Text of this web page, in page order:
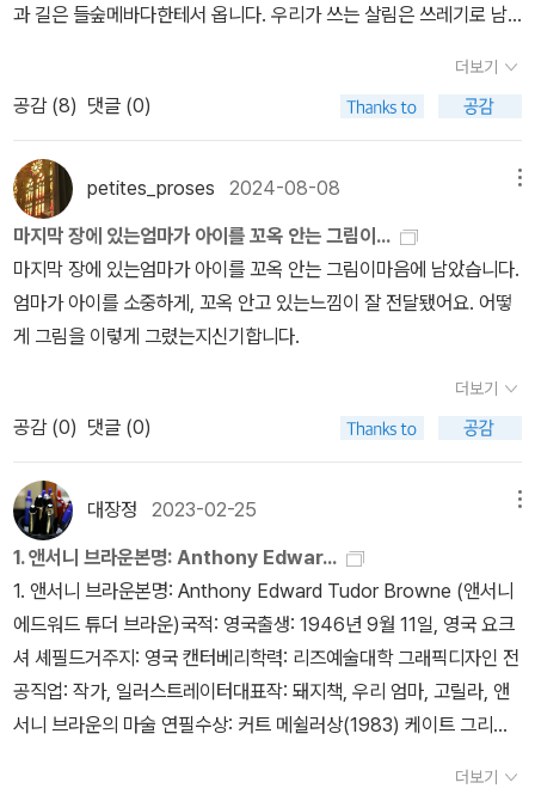
과 길은 들숲메바다한테서 옵니다. 우리가 쓰는 살림은 쓰레기로 남
곡 쓸어서 들숲메바다한테 돌려주는 얼거리입니다. 말씨하고 글씨도
돌고돌아요. 거칠게 뱉는 말씨글씨도, 배우려고 읊는 말씨글씨도, 생
각없이 쓰는 말씨글씨도, 마음담아 나누는 말씨글씨도, 그야말로 씨
앗이기에 이 별을 가만히 돌아서 우리한테 스밉니다. 《엄마, 내향인,
프리랜서》는 부산을 거쳐서 순천에 자리잡은 마을책집 〈취미는 독서〉
지기님이 적바림한 쪽글을 그러모읍니다. 이 작은책은 〈취미는 독서〉
로 책집마실을 하면 만날 만합니다. 글지기이면서 엄마이고 속으로
옹크리는 손길인 사람으로서 살아낸 나날을 풀어놓습니다. 누구나 다
다르게 이름이 있습니다. 낳지 않더라도 어느새 어른 자리에 서고, 낳
으면서 어버이 자리로 거듭나고, 어질게 살림을 짓는 동안 한어버이
(하늘어버이)라는 ‘할머니·할아버지’ 같은 자리로 잇습니다. 마음을
살림쓰기입니다.ㅍㄹㄴ《엄마, 내향인, 프리랜서》(김민채, 취미는독
서, 2023)편지를 주고받는 친구 R이 있다→ 글을 주고받는 동무 ㄹ
이 있다→ 글월을 주고받는 동무가 있다8쪽가장 귀여운 편지지를 골
라서 펜을 들었다→ 가장 귀여운 글종이를 골라서 붓을 든다→ 가장
귀여운 글월종이를 골라 붓을 든다8쪽프리랜서로 책을 만들고→ 나
래짓으로 챆을 묶고→ 혼자서 책을 짓고→ 바람새로 책을 여미고9쪽
하루치 노동의 막이 올랐다→ 하루치 일길을 올린다→ 하루치 일감을
연다→ 하루치 일을 잡는다13쪽둘째까지 등원하니 자연스럽게 나에
가니 어느덧 널널하고13쪽남편이 육아휴직을 했던 3년 동안→ 곁님
더보기
공감 (8) 댓글 (0)
petites_proses 2024-08-08
마지막 장에 있는엄마가 아이를 꼬옥 안는 그림이...
마지막 장에 있는엄마가 아이를 꼬옥 안는 그림이마음에 남았습니다.
엄마가 아이를 소중하게, 꼬옥 안고 있는느낌이 잘 전달됐어요. 어떻
게 그림을 이렇게 그렸는지신기합니다.
더보기
공감 (0) 댓글 (0)
대장정 2023-02-25
1. 앤서니 브라운본명: Anthony Edwar...
1. 앤서니 브라운본명: Anthony Edward Tudor Browne (앤서니
에드워드 튜더 브라운)국적: 영국출생: 1946년 9월 11일, 영국 요크
셔 셰필드거주지: 영국 캔터베리학력: 리즈예술대학 그래픽디자인 전
공직업: 작가, 일러스트레이터대표작: 돼지책, 우리 엄마, 고릴라, 앤
서니 브라운의 마술 연필수상: 커트 메쉴러상(1983) 케이트 그리너
더보기